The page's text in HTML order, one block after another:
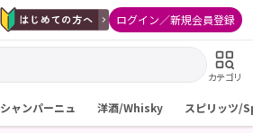
ログイン／新規会員登録
カテゴリ
シャンパーニュ 洋酒/Whisky スピリッツ/